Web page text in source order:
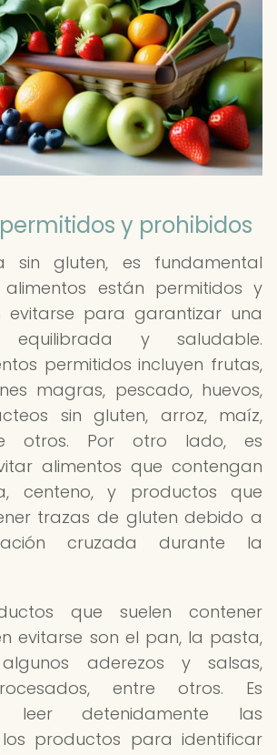
y prohibidos
sin gluten, es fundamental
están permitidos y
evitarse para garantizar una
equilibrada y saludable.
permitidos incluyen frutas,
magras, pescado, huevos,
sin gluten, arroz, maíz,
otros. Por otro lado, es
alimentos que contengan
centeno, y productos que
trazas de gluten debido a
cruzada durante la
que suelen contener
evitarse son el pan, la pasta,
aderezos y salsas,
entre otros. Es
leer detenidamente las
productos para identificar